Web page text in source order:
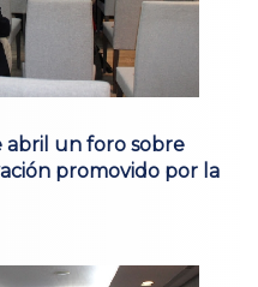
abril un foro sobre
promovido por la